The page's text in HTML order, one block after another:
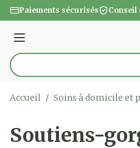
Aller au contenu
Paiements sécurisés Conseil
Menu
Rechercher
Accueil / Soins à domicile et
Soutiens-